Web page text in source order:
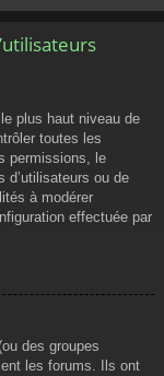
plus haut niveau de
toutes les
permissions, le
d’utilisateurs ou de
à modérer
effectuée par
des groupes
les forums. Ils ont